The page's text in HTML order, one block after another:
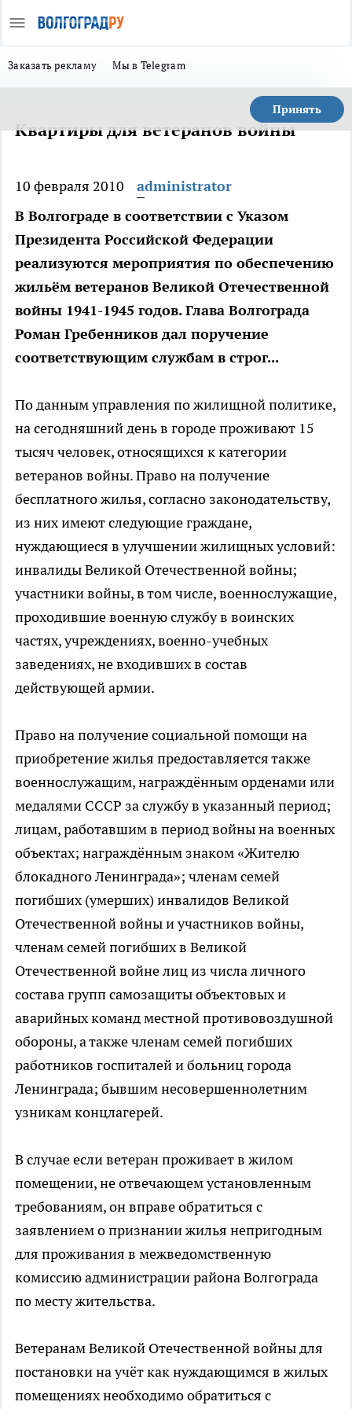
Заказать рекламу Мы в Telegram
Принять
Квартиры для ветеранов войны
10 февраля 2010
administrator
В Волгограде в соответствии с Указом
Президента Российской Федерации
реализуются мероприятия по обеспечению
жильём ветеранов Великой Отечественной
войны 1941-1945 годов. Глава Волгограда
Роман Гребенников дал поручение
соответствующим службам в строг...
По данным управления по жилищной политике,
на сегодняшний день в городе проживают 15
тысяч человек, относящихся к категории
ветеранов войны. Право на получение
бесплатного жилья, согласно законодательству,
из них имеют следующие граждане,
нуждающиеся в улучшении жилищных условий:
инвалиды Великой Отечественной войны;
участники войны, в том числе, военнослужащие,
проходившие военную службу в воинских
частях, учреждениях, военно-учебных
заведениях, не входивших в состав
действующей армии.
Право на получение социальной помощи на
приобретение жилья предоставляется также
военнослужащим, награждённым орденами или
медалями СССР за службу в указанный период;
лицам, работавшим в период войны на военных
объектах; награждённым знаком «Жителю
блокадного Ленинграда»; членам семей
погибших (умерших) инвалидов Великой
Отечественной войны и участников войны,
членам семей погибших в Великой
Отечественной войне лиц из числа личного
состава групп самозащиты объектовых и
аварийных команд местной противовоздушной
обороны, а также членам семей погибших
работников госпиталей и больниц города
Ленинграда; бывшим несовершеннолетним
узникам концлагерей.
В случае если ветеран проживает в жилом
помещении, не отвечающем установленным
требованиям, он вправе обратиться с
заявлением о признании жилья непригодным
для проживания в межведомственную
комиссию администрации района Волгограда
по месту жительства.
Ветеранам Великой Отечественной войны для
постановки на учёт как нуждающимся в жилых
помещениях необходимо обратиться с